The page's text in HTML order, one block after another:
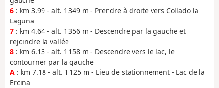
6 : km 3.99 - alt. 1 349 m - Prendre à droite vers Collado la
Laguna
7 : km 4.64 - alt. 1 356 m - Descendre par la gauche et
rejoindre la vallée
8 : km 6.13 - alt. 1 158 m - Descendre vers le lac, le
contourner par la gauche
A : km 7.18 - alt. 1 125 m - Lieu de stationnement - Lac de la
Ercina